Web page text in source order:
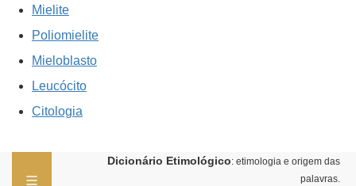
Mielite
Poliomielite
Mieloblasto
Leucócito
Citologia
Dicionário Etimológico: etimologia e origem das
palavras.